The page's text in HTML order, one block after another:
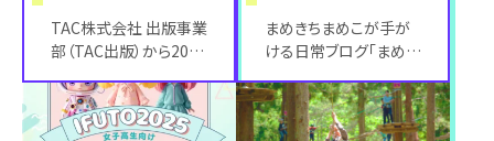
TAC株式会社 出版事業
部（TAC出版）から2024
書「ナゾトク図鑑」（こど
まめきちまめこが手が
ける日常ブログ「まめき
は月間PV数7,000万を
超える大人